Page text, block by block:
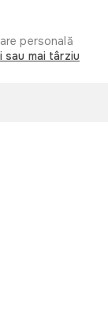
personală
sau mai târziu